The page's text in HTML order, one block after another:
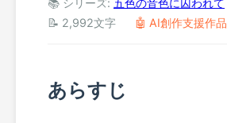
📚 シリーズ: 五色の音色に囚われて
📝 2,992文字
🤖 AI創作支援作品
あらすじ